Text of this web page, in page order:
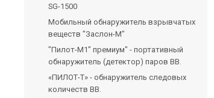
SG-1500
Мобильный обнаружитель взрывчатых
веществ "Заслон-М"
"Пилот-М1" премиум" - портативный
обнаружитель (детектор) паров ВВ.
«ПИЛОТ-Т» - обнаружитель следовых
количеств ВВ.